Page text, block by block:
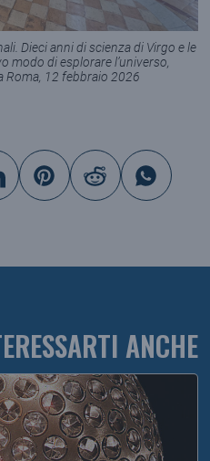
Dieci anni di scienza di Virgo e le
modo di esplorare l’universo,
Roma, 12 febbraio 2026
ANCHE